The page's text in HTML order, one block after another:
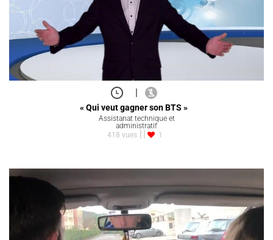
|
« Qui veut gagner son BTS »
Assistanat technique et
administratif
418 vues
1